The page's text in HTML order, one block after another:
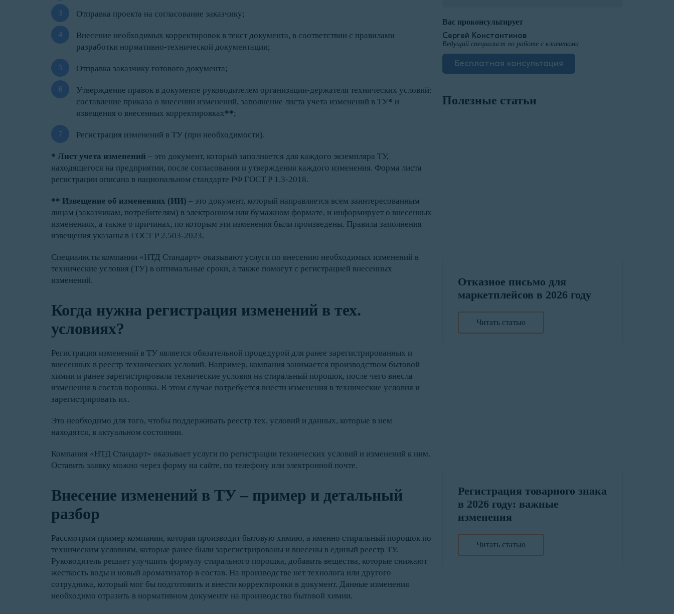
Отправка проекта на согласование заказчику;
Внесение необходимых корректировок в текст документа, в соответствии с правилами
разработки нормативно-технической документации;
Отправка заказчику готового документа;
Утверждение правок в документе руководителем организации-держателя технических условий:
составление приказа о внесении изменений, заполнение листа учета изменений в ТУ* и
извещения о внесенных корректировках**;
Регистрация изменений в ТУ (при необходимости).
* Лист учета изменений – это документ, который заполняется для каждого экземпляра ТУ,
находящегося на предприятии, после согласования и утверждения каждого изменения. Форма листа
регистрации описана в национальном стандарте РФ ГОСТ Р 1.3-2018.
** Извещение об изменениях (ИИ) – это документ, который направляется всем заинтересованным
лицам (заказчикам, потребителям) в электронном или бумажном формате, и информирует о внесенных
изменениях, а также о причинах, по которым эти изменения были произведены. Правила заполнения
извещения указаны в ГОСТ Р 2.503-2023.
Специалисты компании «НТД Стандарт» оказывают услуги по внесению необходимых изменений в
технические условия (ТУ) в оптимальные сроки, а также помогут с регистрацией внесенных
изменений.
Когда нужна регистрация изменений в тех.
условиях?
Регистрация изменений в ТУ является обязательной процедурой для ранее зарегистрированных и
внесенных в реестр технических условий. Например, компания занимается производством бытовой
химии и ранее зарегистрировала технические условия на стиральный порошок, после чего внесла
изменения в состав порошка. В этом случае потребуется внести изменения в технические условия и
зарегистрировать их.
Это необходимо для того, чтобы поддерживать реестр тех. условий и данных, которые в нем
находятся, в актуальном состоянии.
Компания «НТД Стандарт» оказывает услуги по регистрации технических условий и изменений к ним.
Оставить заявку можно через форму на сайте, по телефону или электронной почте.
Внесение изменений в ТУ – пример и детальный
разбор
Рассмотрим пример компании, которая производит бытовую химию, а именно стиральный порошок по
техническим условиям, которые ранее были зарегистрированы и внесены в единый реестр ТУ.
Руководитель решает улучшить формулу стирального порошка, добавить вещества, которые снижают
жесткость воды и новый ароматизатор в состав. На производстве нет технолога или другого
сотрудника, который мог бы подготовить и внести корректировки в документ. Данные изменения
необходимо отразить в нормативном документе на производство бытовой химии.
Вас проконсультирует
Сергей Константинов
Ведущий специалист по работе с клиентами
Бесплатная консультация
Полезные статьи
Отказное письмо для
маркетплейсов в 2026 году
Читать статью
Регистрация товарного знака
в 2026 году: важные
изменения
Читать статью